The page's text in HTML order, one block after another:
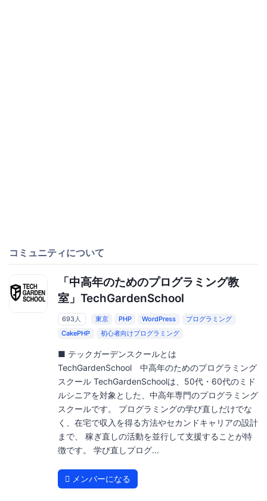
コミュニティについて
「中高年のためのプログラミング教
室」TechGardenSchool
693人 東京 PHP WordPress
プログラミング
CakePHP
初心者向けプログラミング
■ テックガーデンスクールとは
TechGardenSchool 中高年のためのプログラミング
スクール TechGardenSchoolは、50代・60代のミド
ルシニアを対象とした、中高年専門のプログラミング
スクールです。 プログラミングの学び直しだけでな
く、在宅で収入を得る方法やセカンドキャリアの設計
まで、 稼ぎ直しの活動を並行して支援することが特
徴です。 学び直しプログ...
メンバーになる